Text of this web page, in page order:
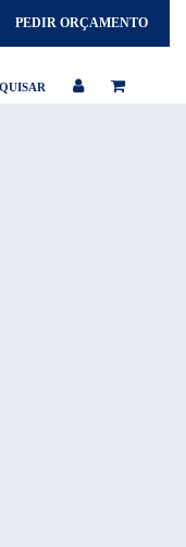
PEDIR ORÇAMENTO